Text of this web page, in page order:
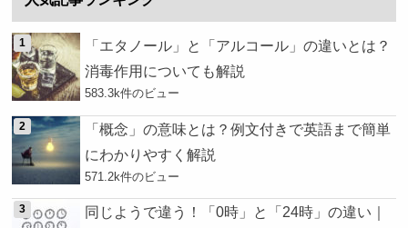
「エタノール」と「アルコール」の違いとは？
消毒作用についても解説
583.3k件のビュー
「概念」の意味とは？例文付きで英語まで簡単
にわかりやすく解説
571.2k件のビュー
同じようで違う！「0時」と「24時」の違い｜